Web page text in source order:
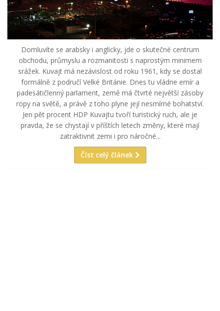
Domluvíte se arabsky i anglicky, jde o skutečné centrum
obchodu, průmyslu a rozmanitosti s naprostým minimem
srážek. Kuvajt má nezávislost od roku 1961, kdy se dostal
formálně z područí Velké Británie. Dnes tu vládne emír a
padesátičlenný parlament, země má čtvrté největší zásoby
ropy na světě, a právě z toho plyne její nesmírné bohatství.
Jen pět procent HDP Kuvajtu tvoří turistický ruch, ale je
pravda, že se chystají v příštích letech změny, které mají
zatraktivnit zemi i pro náročné...
Číst celý článek